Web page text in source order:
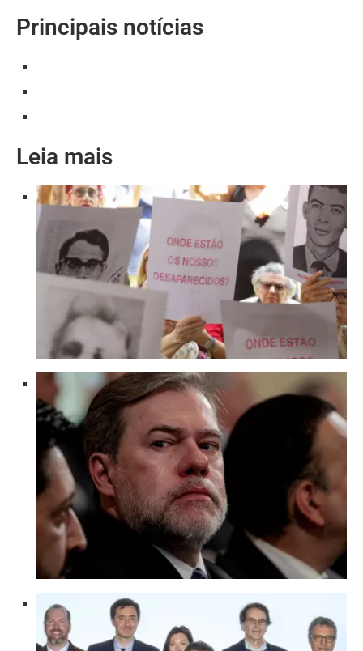
Principais notícias
Leia mais